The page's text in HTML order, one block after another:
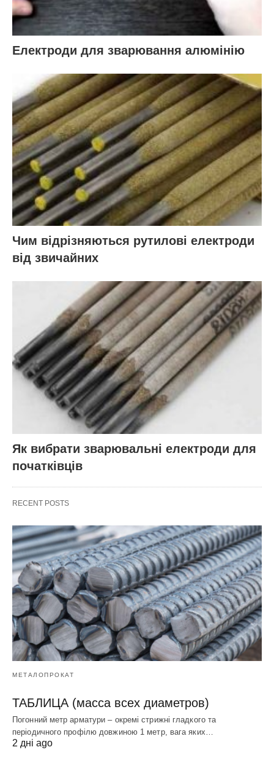
Електроди для зварювання алюмінію
Чим відрізняються рутилові електроди
від звичайних
Як вибрати зварювальні електроди для
початківців
RECENT POSTS
МЕТАЛОПРОКАТ
ТАБЛИЦА (масса всех диаметров)
Погонний метр арматури – окремі стрижні гладкого та
періодичного профілю довжиною 1 метр, вага яких…
2 дні ago